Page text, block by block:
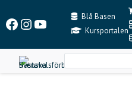
content
Facebook
Instagram
YouTubeBlå Basen
Kursportalen